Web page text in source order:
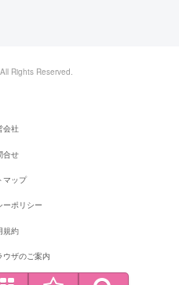
Rights Reserved.
会社
合せ
マップ
ーポリシー
規約
ウザのご案内